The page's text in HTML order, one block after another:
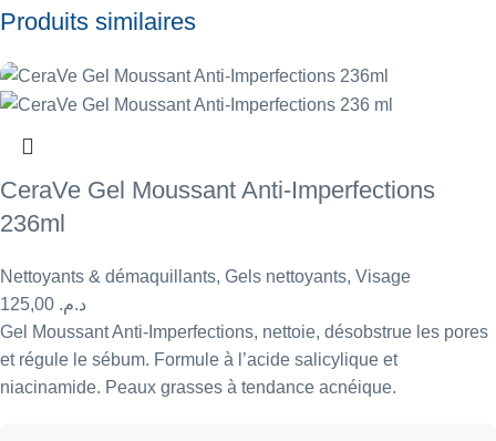
Produits similaires
CeraVe Gel Moussant Anti-Imperfections
236ml
Nettoyants & démaquillants, Gels nettoyants, Visage
د.م.
Gel Moussant Anti-Imperfections, nettoie, désobstrue les pores
et régule le sébum. Formule à l’acide salicylique et
niacinamide. Peaux grasses à tendance acnéique.